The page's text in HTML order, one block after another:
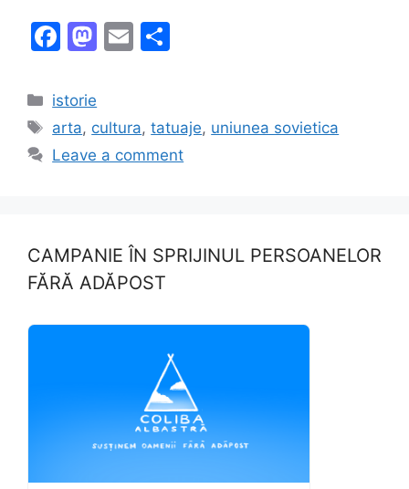
F
c
e
b
k
M
o
d
E
l
e
Categories
istorie
Tags
arta, cultura,tatuaje, uniunea sovietica
Leave a comment
CAMPANIE ÎN SPRIJINUL PERSOANELOR
FĂRĂ ADĂPOST